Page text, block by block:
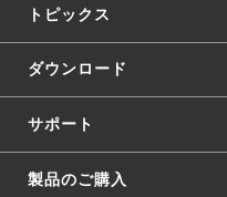
トピックス
ダウンロード
サポート
製品のご購入